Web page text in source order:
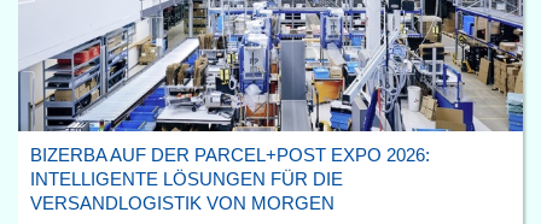
BIZERBA AUF DER PARCEL+POST EXPO 2026:
INTELLIGENTE LÖSUNGEN FÜR DIE
VERSANDLOGISTIK VON MORGEN